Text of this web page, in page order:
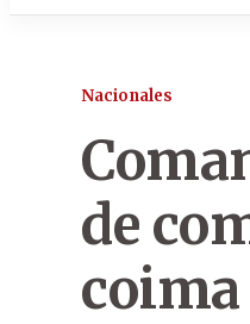
Nacionales
de
coima